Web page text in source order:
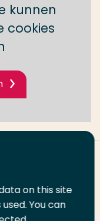
kunnen
cookies
on this site
You can